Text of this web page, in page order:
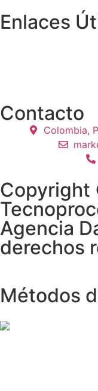
Enlaces
Contacto
Colombia,
Agencia
derechos
Métodos